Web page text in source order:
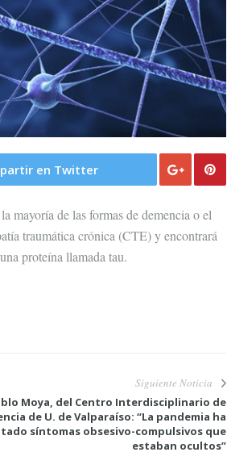
en Twitter
mayoría de las formas de demencia o el
traumática crónica (CTE) y encontrará
proteína llamada tau.
Siguiente Noticia
Moya, del Centro Interdisciplinario de
de U. de Valparaíso: “La pandemia ha
síntomas obsesivo-compulsivos que
estaban ocultos”